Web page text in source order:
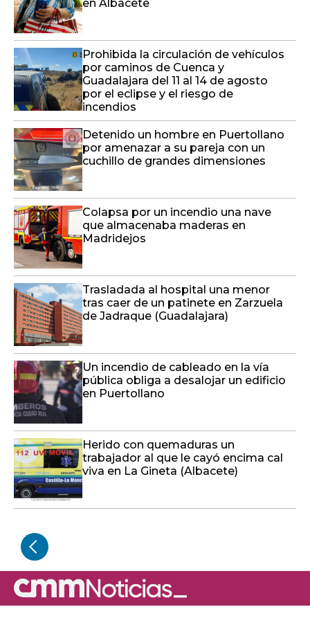
en Albacete
Prohibida la circulación de vehículos
por caminos de Cuenca y
Guadalajara del 11 al 14 de agosto
por el eclipse y el riesgo de
incendios
Detenido un hombre en Puertollano
por amenazar a su pareja con un
cuchillo de grandes dimensiones
Colapsa por un incendio una nave
que almacenaba maderas en
Madridejos
Trasladada al hospital una menor
tras caer de un patinete en Zarzuela
de Jadraque (Guadalajara)
Un incendio de cableado en la vía
pública obliga a desalojar un edificio
en Puertollano
Herido con quemaduras un
trabajador al que le cayó encima cal
viva en La Gineta (Albacete)